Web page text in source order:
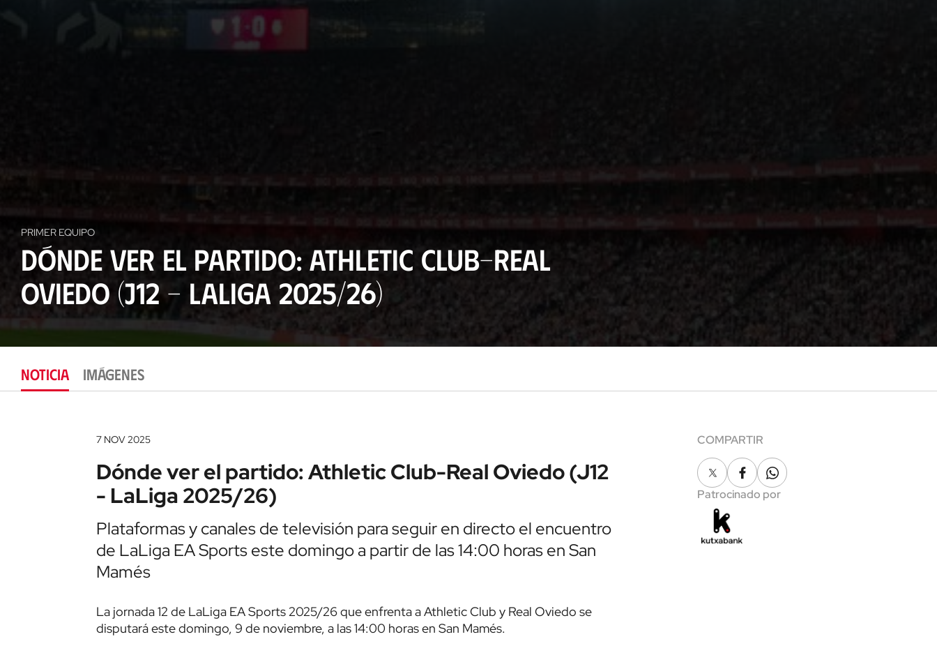
PRIMER EQUIPO
Dónde ver el partido: Athletic Club-Real
Oviedo (J12 - LaLiga 2025/26)
NOTICIA IMÁGENES
7 NOV 2025
Dónde ver el partido: Athletic Club-Real Oviedo (J12
- LaLiga 2025/26)
Plataformas y canales de televisión para seguir en directo el encuentro
de LaLiga EA Sports este domingo a partir de las 14:00 horas en San
Mamés
La jornada 12 de LaLiga EA Sports 2025/26 que enfrenta a Athletic Club y Real Oviedo se
disputará este domingo, 9 de noviembre, a las 14:00 horas en San Mamés.
COMPARTIR
X FacebookWhatsapp
Patrocinado por